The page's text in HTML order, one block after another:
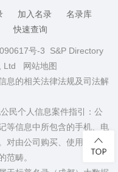
加入名录
名录库
快速查询
号-3 S&P Directory
Ltd
网站地图
息的相关法律法规及司法解
民个人信息案件指引：公
等信息中所包含的手机、电
对由公司购买、使用的手
范畴。